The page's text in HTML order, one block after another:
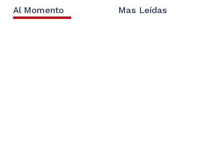
Al Momento Mas Leídas